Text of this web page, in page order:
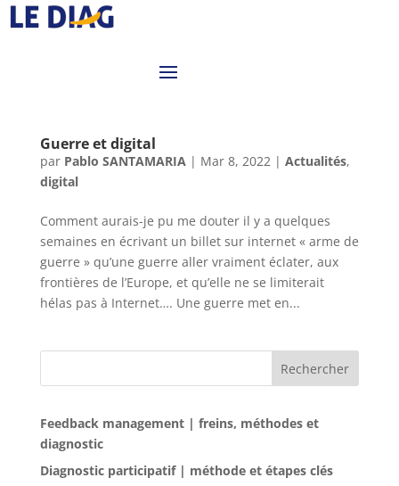
Guerre et digital
par Pablo SANTAMARIA| Mar 8, 2022| Actualités,
digital
Comment aurais-je pu me douter il y a quelques
semaines en écrivant un billet sur internet « arme de
guerre » qu’une guerre aller vraiment éclater, aux
frontières de l’Europe, et qu’elle ne se limiterait
hélas pas à Internet…. Une guerre met en...
Rechercher
Feedback management | freins, méthodes et
diagnostic
Diagnostic participatif | méthode et étapes clés